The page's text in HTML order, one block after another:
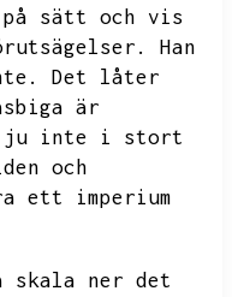
sätt och vis
Han
Det låter
är
ju inte i stort
och
ett imperium
skala ner det